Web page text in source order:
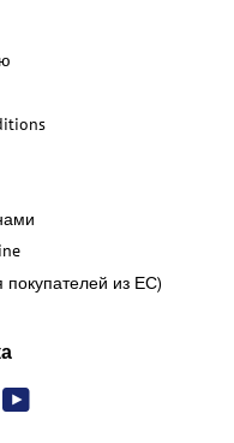
покупателей из ЕС)